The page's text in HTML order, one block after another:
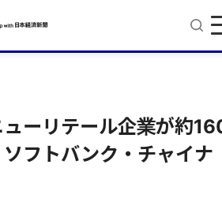
ーリテール企業が約
フトバンク・チャイナ